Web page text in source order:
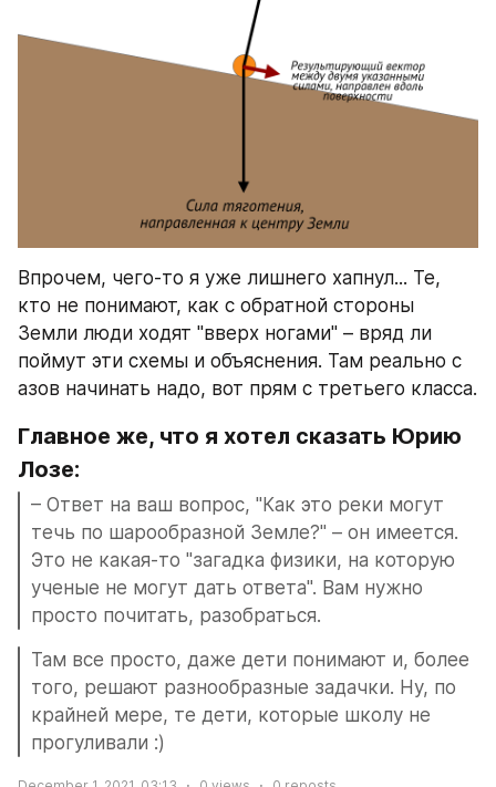
Впрочем, чего-то я уже лишнего хапнул... Те,
кто не понимают, как с обратной стороны
Земли люди ходят "вверх ногами" – вряд ли
поймут эти схемы и объяснения. Там реально с
азов начинать надо, вот прям с третьего класса.
Главное же, что я хотел сказать Юрию
Лозе:
– Ответ на ваш вопрос, "Как это реки могут
течь по шарообразной Земле?" – он имеется.
Это не какая-то "загадка физики, на которую
ученые не могут дать ответа". Вам нужно
просто почитать, разобраться.
Там все просто, даже дети понимают и, более
того, решают разнообразные задачки. Ну, по
крайней мере, те дети, которые школу не
прогуливали :)